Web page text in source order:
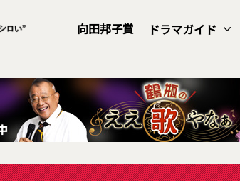
向田邦子賞 ドラマガイド